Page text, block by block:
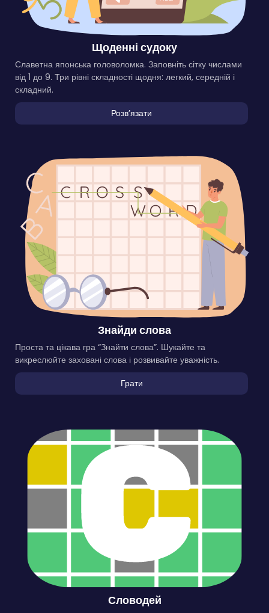
Щоденні судоку
Славетна японська головоломка. Заповніть сітку числами
від 1 до 9. Три рівні складності щодня: легкий, середній і
складний.
Розвʼязати
Знайди слова
Проста та цікава гра “Знайти слова”. Шукайте та
викреслюйте заховані слова і розвивайте уважність.
Грати
Словодей